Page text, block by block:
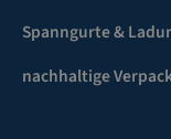
Spanngurte &
nachhaltige